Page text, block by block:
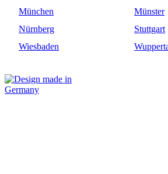
München
Münster
Nürnberg
Stuttgart
Wiesbaden